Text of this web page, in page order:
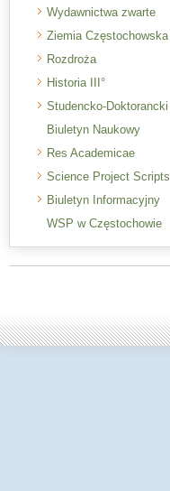
Wydawnictwa zwarte
Ziemia Częstochowska
Rozdroża
Historia III°
Studencko-Doktorancki
Biuletyn Naukowy
Res Academicae
Science Project Scripts
Biuletyn Informacyjny
WSP w Częstochowie